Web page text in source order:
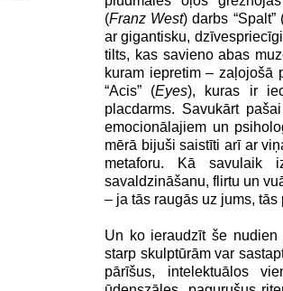
(Franz West) darbs
ar gigantisku,
tilts, kas savieno abas
kuram iepretim – zaļojošā
“Acis” (Eyes), kuras ir
placdarms. Savukārt
emocionālajiem un
mērā bijuši saistīti arī ar
metaforu. Kā savulaik
savaldzināšanu, flirtu un
– ja tās raugās uz jums,
Un ko ieraudzīt še
starp skulptūrām var
pārīšus, intelektuālos